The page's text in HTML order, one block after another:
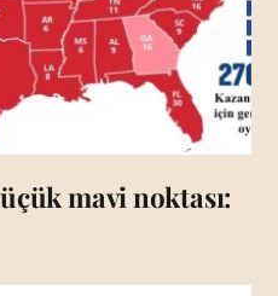
mavi noktası: